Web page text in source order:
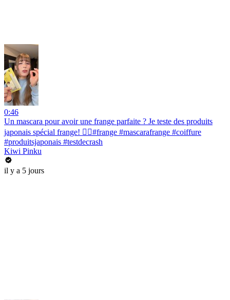
0:46
Un mascara pour avoir une frange parfaite ? Je teste des produits
japonais spécial frange! 💇‍♀️#frange #mascarafrange #coiffure
#produitsjaponais #testdecrash
Kiwi Pinku
il y a 5 jours